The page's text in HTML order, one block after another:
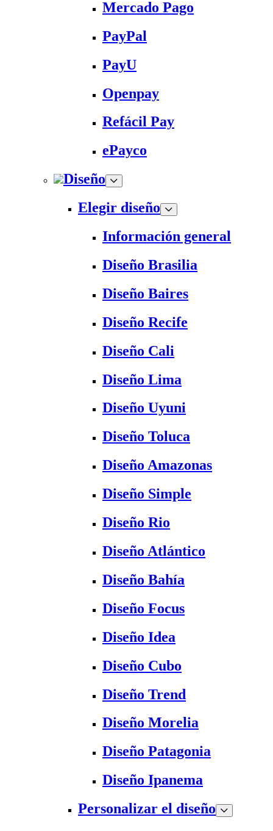
Mercado Pago
PayPal
PayU
Openpay
Refácil Pay
ePayco
Diseño
Elegir diseño
Información general
Diseño Brasilia
Diseño Baires
Diseño Recife
Diseño Cali
Diseño Lima
Diseño Uyuni
Diseño Toluca
Diseño Amazonas
Diseño Simple
Diseño Rio
Diseño Atlántico
Diseño Bahía
Diseño Focus
Diseño Idea
Diseño Cubo
Diseño Trend
Diseño Morelia
Diseño Patagonia
Diseño Ipanema
Personalizar el diseño